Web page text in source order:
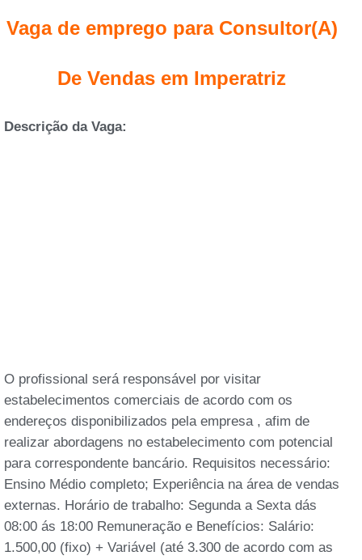
Vaga de emprego para Consultor(A)
De Vendas em Imperatriz
Descrição da Vaga:
O profissional será responsável por visitar
estabelecimentos comerciais de acordo com os
endereços disponibilizados pela empresa , afim de
realizar abordagens no estabelecimento com potencial
para correspondente bancário. Requisitos necessário:
Ensino Médio completo; Experiência na área de vendas
externas. Horário de trabalho: Segunda a Sexta dás
08:00 ás 18:00 Remuneração e Benefícios: Salário:
1.500,00 (fixo) + Variável (até 3.300 de acordo com as